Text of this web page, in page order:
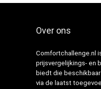
Over ons
Comfortchallenge.nl
prijsvergelijkings- en
biedt die
via de laatst